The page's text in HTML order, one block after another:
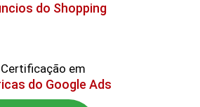
do Shopping
Certificação em
do Google Ads